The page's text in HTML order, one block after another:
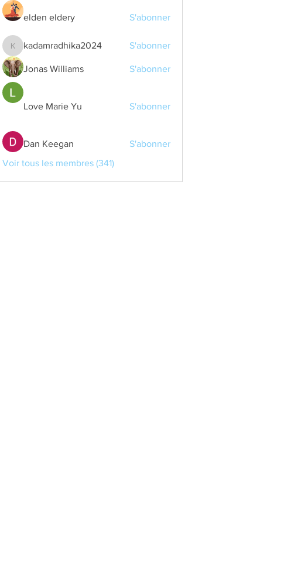
elden eldery S'abonner
kadamradhika2024
kadamradhika2024 S'abonner
Jonas Williams S'abonner
Love Marie Yu S'abonner
Dan Keegan
S'abonner
Voir tous les membres (341)